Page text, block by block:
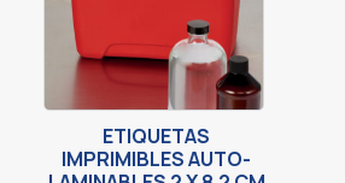
ETIQUETAS
IMPRIMIBLES AUTO-